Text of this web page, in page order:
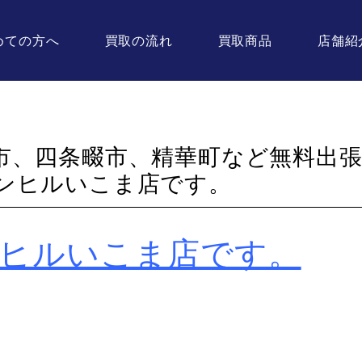
ての方へ 買取の流れ 買取商品 店舗紹
、四条畷市、精華町など無料出
ルいこま店です。
ルいこま店です。